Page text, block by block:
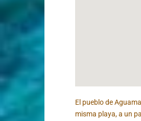
El pueblo de
misma playa, a un